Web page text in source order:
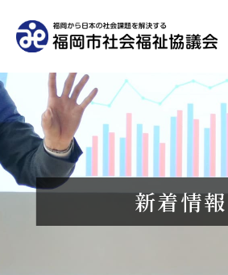
新着情報